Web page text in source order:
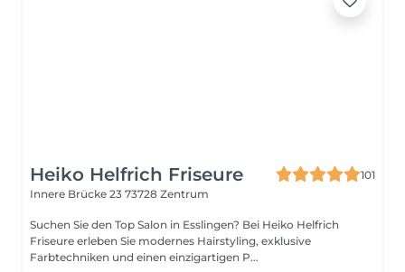
Heiko Helfrich Friseure
101
Innere Brücke 23 73728 Zentrum
Suchen Sie den Top Salon in Esslingen? Bei Heiko Helfrich
Friseure erleben Sie modernes Hairstyling, exklusive
Farbtechniken und einen einzigartigen P...